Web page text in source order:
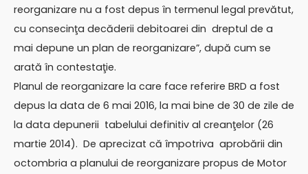
reorganizare nu a fost depus în termenul legal prevătut,
cu consecinţa decăderii debitoarei din dreptul de a
mai depune un plan de reorganizare”, după cum se
arată în contestaţie.
Planul de reorganizare la care face referire BRD a fost
depus la data de 6 mai 2016, la mai bine de 30 de zile de
la data depunerii tabelului definitiv al creanţelor (26
martie 2014). De aprecizat că împotriva aprobării din
octombria a planului de reorganizare propus de Motor